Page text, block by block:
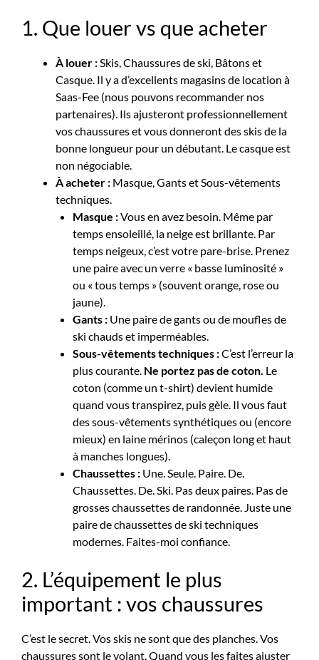
1. Que louer vs que acheter
À louer : Skis, Chaussures de ski, Bâtons et
Casque. Il y a d’excellents magasins de location à
Saas-Fee (nous pouvons recommander nos
partenaires). Ils ajusteront professionnellement
vos chaussures et vous donneront des skis de la
bonne longueur pour un débutant. Le casque est
non négociable.
À acheter : Masque, Gants et Sous-vêtements
techniques.
Masque :Vous en avez besoin. Même par
temps ensoleillé, la neige est brillante. Par
temps neigeux, c’est votre pare-brise. Prenez
une paire avec un verre « basse luminosité »
ou « tous temps » (souvent orange, rose ou
jaune).
Gants : Une paire de gants ou de moufles de
ski chauds et imperméables.
Sous-vêtements techniques :C’est l’erreur la
plus courante. Ne portez pas de coton. Le
coton (comme un t-shirt) devient humide
quand vous transpirez, puis gèle. Il vous faut
des sous-vêtements synthétiques ou (encore
mieux) en laine mérinos (caleçon long et haut
à manches longues).
Chaussettes : Une. Seule. Paire. De.
Chaussettes. De. Ski. Pas deux paires. Pas de
grosses chaussettes de randonnée. Juste une
paire de chaussettes de ski techniques
modernes. Faites-moi confiance.
2. L’équipement le plus
important : vos chaussures
C’est le secret. Vos skis ne sont que des planches. Vos
chaussuressont le volant. Quand vous les faites ajuster